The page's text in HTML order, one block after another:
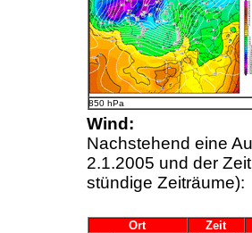
850 hPa
Wind:
Nachstehend eine
2.1.2005 und der
stündige Zeiträume):
Ort
Zeit